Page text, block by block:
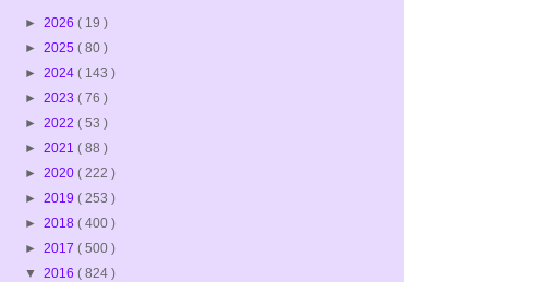
► 2026 ( 19 )
► 2025 ( 80 )
► 2024 ( 143 )
► 2023 ( 76 )
► 2022 ( 53 )
► 2021 ( 88 )
► 2020 ( 222 )
► 2019 ( 253 )
► 2018 ( 400 )
► 2017 ( 500 )
▼ 2016 ( 824 )